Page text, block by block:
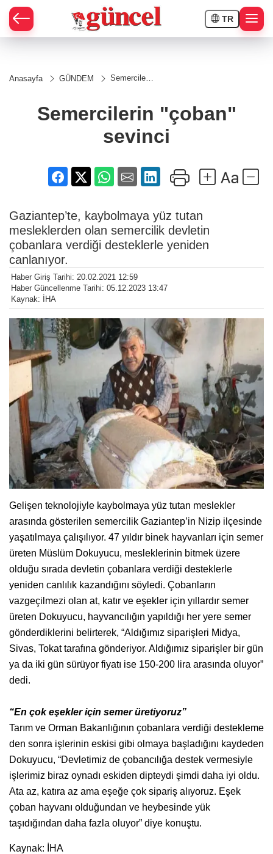
TR
Anasayfa GÜNDEM
Semercilerin
Semercilerin "çoban"
sevinci
Gaziantep’te, kaybolmaya yüz tutan
mesleklerden olan semercilik devletin
çobanlara verdiği desteklerle yeniden
canlanıyor.
Haber Giriş Tarihi: 20.02.2021 12:59
Haber Güncellenme Tarihi: 05.12.2023 13:47
Kaynak: İHA
Gelişen teknolojiyle kaybolmaya yüz tutan meslekler
arasında gösterilen semercilik Gaziantep’in Nizip ilçesinde
yaşatılmaya çalışılıyor. 47 yıldır binek hayvanları için semer
üreten Müslüm Dokuyucu, mesleklerinin bitmek üzere
olduğu sırada devletin çobanlara verdiği desteklerle
yeniden canlılık kazandığını söyledi. Çobanların
vazgeçilmezi olan at, katır ve eşekler için yıllardır semer
üreten Dokuyucu, hayvancılığın yapıldığı her yere semer
gönderdiklerini belirterek, “Aldığımız siparişleri Midya,
Sivas, Tokat tarafına gönderiyor. Aldığımız siparişler bir gün
ya da iki gün sürüyor fiyatı ise 150-200 lira arasında oluyor”
dedi.
“En çok eşekler için semer üretiyoruz”
Tarım ve Orman Bakanlığının çobanlara verdiği destekleme
den sonra işlerinin eskisi gibi olmaya başladığını kaydeden
Dokuyucu, “Devletimiz de çobancılığa destek vermesiyle
işlerimiz biraz oynadı eskiden dipteydi şimdi daha iyi oldu.
Ata az, katıra az ama eşeğe çok sipariş alıyoruz. Eşek
çoban hayvanı olduğundan ve heybesinde yük
taşıdığından daha fazla oluyor” diye konuştu.
Kaynak: İHA